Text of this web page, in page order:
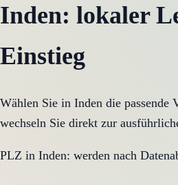
Inden: lokaler
Einstieg
Wählen Sie in Inden die passende
wechseln Sie direkt zur
PLZ in Inden: werden nach